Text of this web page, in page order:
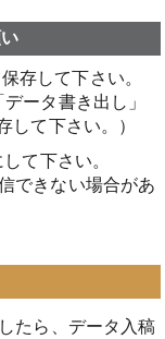
存して下さい。
データ書き出し」
て下さい。）
て下さい。
できない場合があ
たら、データ入稿